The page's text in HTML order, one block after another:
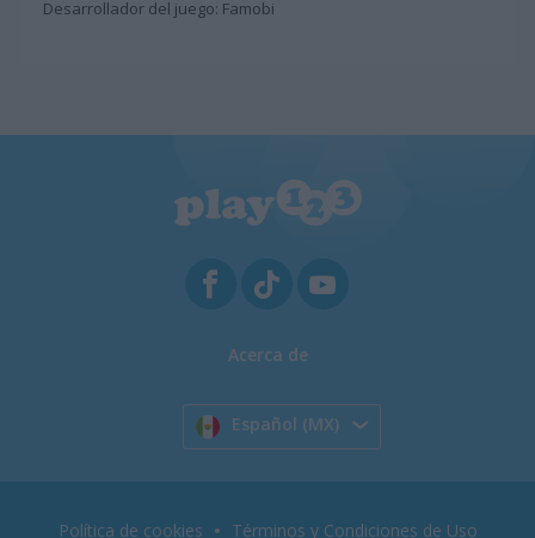
Desarrollador del juego: Famobi
Acerca de
Español (MX)
Política de cookies Términos y Condiciones de Uso